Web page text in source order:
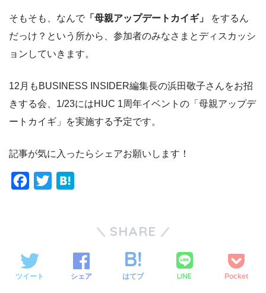
そもそも、なんで 「母親アップデートカイギ」
をするん
だっけ？という所から、参加者のみなさまとディスカッシ
ョンしていきます。
12月もBUSINESS INSIDER編集長の浜田敬子さんをお招
きする会、1/23にはHUC 1周年イベントの「母親アップデ
ートカイギ」を実施する予定です。
記事が気に入ったらシェアお願いします！
b
o
n
a
SHARE
ツイート シェア はてブ LINE Pocket